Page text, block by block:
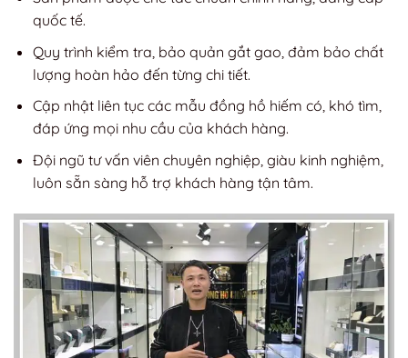
quốc tế.
Quy trình kiểm tra, bảo quản gắt gao, đảm bảo chất
lượng hoàn hảo đến từng chi tiết.
Cập nhật liên tục các mẫu đồng hồ hiếm có, khó tìm,
đáp ứng mọi nhu cầu của khách hàng.
Đội ngũ tư vấn viên chuyên nghiệp, giàu kinh nghiệm,
luôn sẵn sàng hỗ trợ khách hàng tận tâm.